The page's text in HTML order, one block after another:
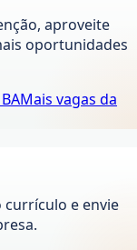
aproveite
oportunidades
BAMais vagas da
currículo e envie